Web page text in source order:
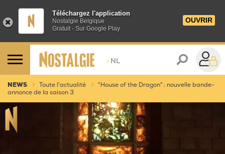
Téléchargez l'application
Nostalgie Belgique
Gratuit - Sur Google Play
OUVRIR
> NL
NEWS Toute l'actualité
"House of the Dragon" : nouvelle bande-
annonce de la saison 3